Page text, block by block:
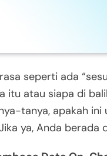
seperti ada
itu atau siapa di
tanya, apakah
ya, Anda